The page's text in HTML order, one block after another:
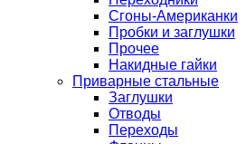
Сгоны-Американки
Пробки и заглушки
Прочее
Накидные гайки
Приварные стальные
Заглушки
Отводы
Переходы